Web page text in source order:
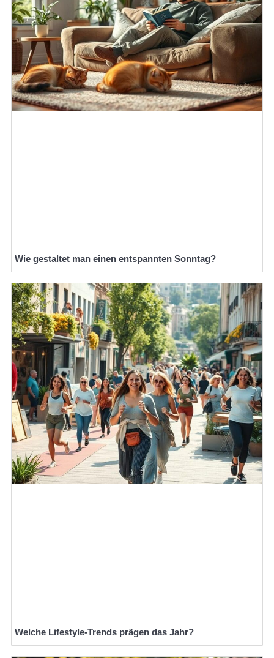
Wie gestaltet man einen entspannten Sonntag?
Welche Lifestyle-Trends prägen das Jahr?